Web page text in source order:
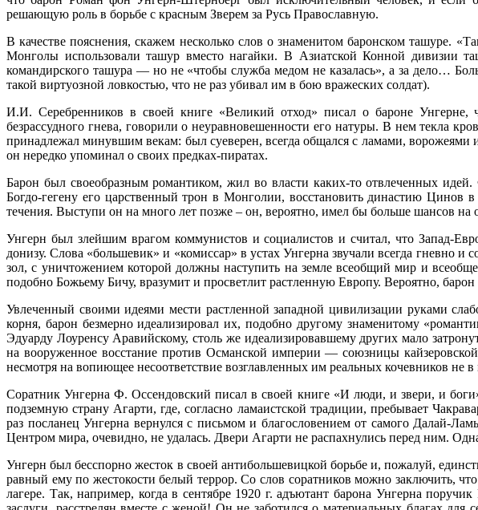
решающую роль в борьбе с красным Зверем за Русь Православную.
В качестве пояснения, скажем несколько слов о знаменитом баронском ташуре.
Монголы использовали ташур вместо нагайки. В Азиатской Конной дивизии
командирского ташура — но не «чтобы служба медом не казалась», а за дело…
такой виртуозной ловкостью, что не раз убивал им в бою вражеских солдат).
И.И. Серебренников в своей книге «Великий отход» писал о бароне Унгерне,
безрассудного гнева, говорили о неуравновешенности его натуры. В нем текла
принадлежал минувшим векам: был суеверен, всегда общался с ламами, ворожеями
он нередко упоминал о своих предках-пиратах.
Барон был своеобразным романтиком, жил во власти каких-то отвлеченных
Богдо-гегену его царственный трон в Монголии, восстановить династию
течения. Выступи он на много лет позже – он, вероятно, имел бы больше шансов на
Унгерн был злейшим врагом коммунистов и социалистов и считал, что Запад-
донизу. Слова «большевик» и «комиссар» в устах Унгерна звучали всегда гневно
зол, с уничтожением которой должны наступить на земле всеобщий мир и
подобно Божьему Бичу, вразумит и просветлит растленную Европу. Вероятно,
Увлеченный своими идеями мести растленной западной цивилизации руками
корня, барон безмерно идеализировал их, подобно другому знаменитому
Эдуарду Лоуренсу Аравийскому, столь же идеализировавшему других мало
на вооруженное восстание против Османской империи — союзницы
несмотря на вопиющее несоответствие возглавленных им реальных кочевников
Соратник Унгерна Ф. Оссендовский писал в своей книге «И люди, и звери, и
подземную страну Агарти, где, согласно ламаистской традиции, пребывает
раз посланец Унгерна вернулся с письмом и благословением от самого Далай-
Центром мира, очевидно, не удалась. Двери Агарти не распахнулись перед ним.
Унгерн был бесспорно жесток в своей антибольшевицкой борьбе и, пожалуй,
равный ему по жестокости белый террор. Со слов соратников можно заключить,
лагере. Так, например, когда в сентябре 1920 г. адъютант барона Унгерна